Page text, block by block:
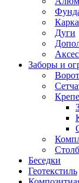
Дуги
Заборы и
Беседки
Геотекстиль